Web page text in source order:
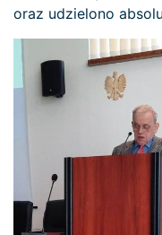
oraz udzielono